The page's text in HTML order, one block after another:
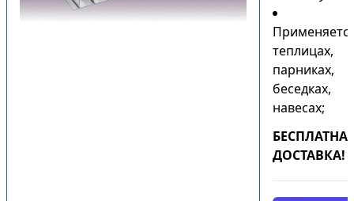
теплицах,
парниках,
беседках,
навесах;
ДОСТАВКА!